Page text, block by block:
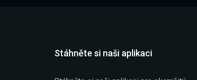
Stáhněte si naši aplikaci